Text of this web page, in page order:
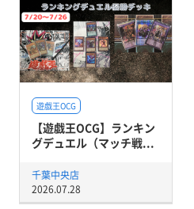
遊戯王OCG
【遊戯王OCG】ランキン
グデュエル（マッチ戦...
千葉中央店
2026.07.28